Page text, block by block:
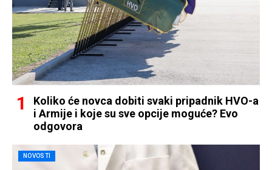
Koliko će novca dobiti svaki pripadnik HVO-a
i Armije i koje su sve opcije moguće? Evo
odgovora
NOVOSTI